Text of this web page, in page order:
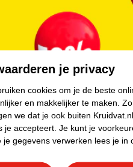
Zo hoef je niet thuis te blijven
advies krijgt over
je privacy
cookies om je de beste
en makkelijker te maken.
we dat je ook buiten
je accepteert. Je kunt je
je gegevens verwerken lees je in